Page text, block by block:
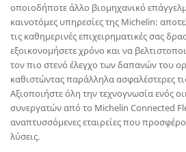
οποιοδήποτε άλλο βιομηχανικό
καινοτόμες υπηρεσίες της Michelin:
τις καθημερινές επιχειρηματικές σας
εξοικονομήσετε χρόνο και να
τον πιο στενό έλεγχο των δαπανών του
καθιστώντας παράλληλα ασφαλέστερες
Αξιοποιήστε όλη την τεχνογνωσία ενός
συνεργατών από το Michelin Connected
αναπτυσσόμενες εταιρείες που
λύσεις.